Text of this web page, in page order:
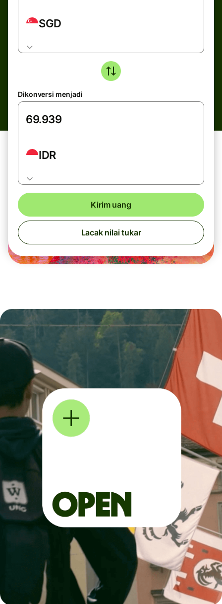
SGD
Dikonversi menjadi
IDR
Kirim uang
Lacak nilai tukar